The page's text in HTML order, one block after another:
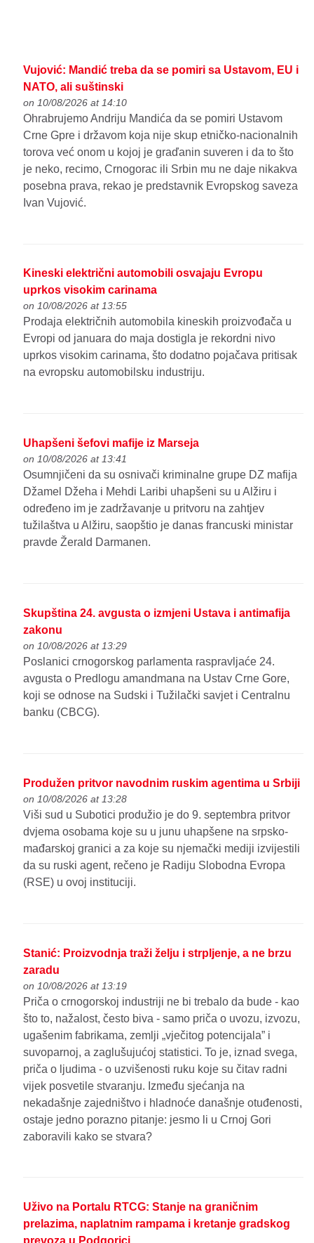
Vujović: Mandić treba da se pomiri sa Ustavom, EU i
NATO, ali suštinski
on 10/08/2026 at 14:10
Ohrabrujemo Andriju Mandića da se pomiri Ustavom
Crne Gpre i državom koja nije skup etničko-nacionalnih
torova već onom u kojoj je graďanin suveren i da to što
je neko, recimo, Crnogorac ili Srbin mu ne daje nikakva
posebna prava, rekao je predstavnik Evropskog saveza
Ivan Vujović.
Kineski električni automobili osvajaju Evropu
uprkos visokim carinama
on 10/08/2026 at 13:55
Prodaja električnih automobila kineskih proizvođača u
Evropi od januara do maja dostigla je rekordni nivo
uprkos visokim carinama, što dodatno pojačava pritisak
na evropsku automobilsku industriju.
Uhapšeni šefovi mafije iz Marseja
on 10/08/2026 at 13:41
Osumnjičeni da su osnivači kriminalne grupe DZ mafija
Džamel Džeha i Mehdi Laribi uhapšeni su u Alžiru i
određeno im je zadržavanje u pritvoru na zahtjev
tužilaštva u Alžiru, saopštio je danas francuski ministar
pravde Žerald Darmanen.
Skupština 24. avgusta o izmjeni Ustava i antimafija
zakonu
on 10/08/2026 at 13:29
Poslanici crnogorskog parlamenta raspravljaće 24.
avgusta o Predlogu amandmana na Ustav Crne Gore,
koji se odnose na Sudski i Tužilački savjet i Centralnu
banku (CBCG).
Produžen pritvor navodnim ruskim agentima u Srbiji
on 10/08/2026 at 13:28
Viši sud u Subotici produžio je do 9. septembra pritvor
dvjema osobama koje su u junu uhapšene na srpsko-
mađarskoj granici a za koje su njemački mediji izvijestili
da su ruski agent, rečeno je Radiju Slobodna Evropa
(RSE) u ovoj instituciji.
Stanić: Proizvodnja traži želju i strpljenje, a ne brzu
zaradu
on 10/08/2026 at 13:19
Priča o crnogorskoj industriji ne bi trebalo da bude - kao
što to, nažalost, često biva - samo priča o uvozu, izvozu,
ugašenim fabrikama, zemlji „vječitog potencijala” i
suvoparnoj, a zaglušujućoj statistici. To je, iznad svega,
priča o ljudima - o uzvišenosti ruku koje su čitav radni
vijek posvetile stvaranju. Između sjećanja na
nekadašnje zajedništvo i hladnoće današnje otuđenosti,
ostaje jedno porazno pitanje: jesmo li u Crnoj Gori
zaboravili kako se stvara?
Uživo na Portalu RTCG: Stanje na graničnim
prelazima, naplatnim rampama i kretanje gradskog